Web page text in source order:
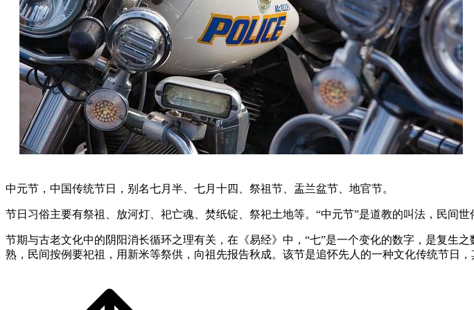
中元节，中国传统节日，别名七月半、七月十四、祭祖节、盂兰盆节、地官节。
节日习俗主要有祭祖、放河灯、祀亡魂、焚纸锭、祭祀土地等。“中元节”是道教的叫法，民间
节期与古老文化中的阴阳消长循环之理有关，在《易经》中，“七”是一个变化的数字，是复生
熟，民间按例要祀祖，用新米等祭供，向祖先报告秋成。该节是追怀先人的一种文化传统节日，